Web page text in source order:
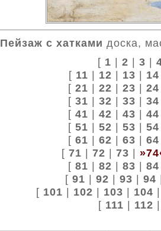
Пейзаж с хатками доска,
[ 1 | 2 | 3 |
[ 11 | 12 | 13 | 14
[ 21 | 22 | 23 | 24
[ 31 | 32 | 33 | 34
[ 41 | 42 | 43 | 44
[ 51 | 52 | 53 | 54
[ 61 | 62 | 63 | 64
[ 71 | 72 | 73 |
[ 81 | 82 | 83 | 84
[ 91 | 92 | 93 | 94
[ 101 | 102 | 103 | 104
[ 111 | 112